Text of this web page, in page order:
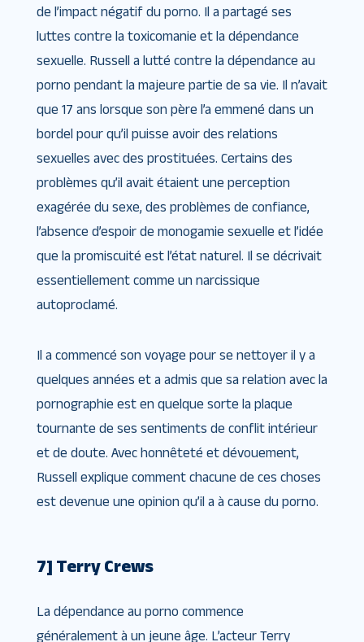
de l’impact négatif du porno. Il a partagé ses
luttes contre la toxicomanie et la dépendance
sexuelle. Russell a lutté contre la dépendance au
porno pendant la majeure partie de sa vie. Il n’avait
que 17 ans lorsque son père l’a emmené dans un
bordel pour qu’il puisse avoir des relations
sexuelles avec des prostituées. Certains des
problèmes qu’il avait étaient une perception
exagérée du sexe, des problèmes de confiance,
l’absence d’espoir de monogamie sexuelle et l’idée
que la promiscuité est l’état naturel. Il se décrivait
essentiellement comme un narcissique
autoproclamé.
Il a commencé son voyage pour se nettoyer il y a
quelques années et a admis que sa relation avec la
pornographie est en quelque sorte la plaque
tournante de ses sentiments de conflit intérieur
et de doute. Avec honnêteté et dévouement,
Russell explique comment chacune de ces choses
est devenue une opinion qu’il a à cause du porno.
7] Terry Crews
La dépendance au porno commence
généralement à un jeune âge. L’acteur Terry